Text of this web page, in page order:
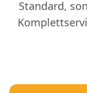
Standard,